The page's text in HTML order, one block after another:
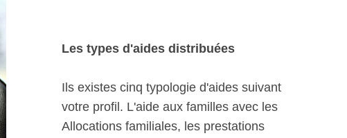
Les types d'aides distribuées
Ils existes cinq typologie d'aides suivant
votre profil. L'aide aux familles avec les
Allocations familiales, les prestations